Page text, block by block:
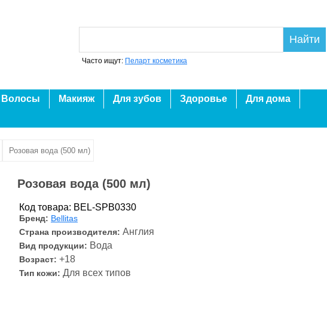
Найти
Часто ищут: Пеларт косметика
Волосы Макияж Для зубов Здоровье
Для дома
Розовая вода (500 мл)
Розовая вода (500 мл)
Код товара: BEL-SPB0330
Бренд: Bellitas
Страна производителя: Англия
Вид продукции: Вода
Возраст: +18
Тип кожи: Для всех типов